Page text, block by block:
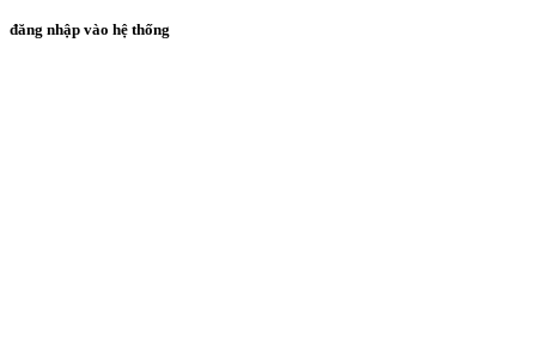
đăng nhập vào hệ thống